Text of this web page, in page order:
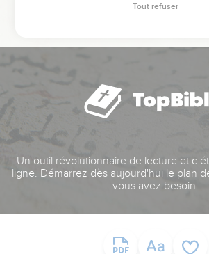
Un outil révolutionnaire de lecture et
ligne. Démarrez dès aujourd'hui le plan
vous avez besoin.
Tout refuser